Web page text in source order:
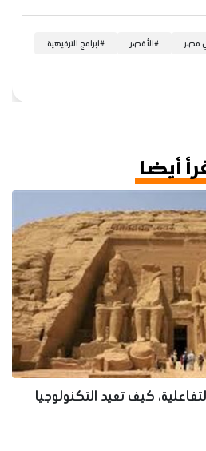
مصر #الأقصر #ابرامج الترفيهية
أيضا
كيف تعيد التكنولوجيا